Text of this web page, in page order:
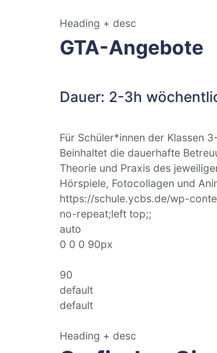
Heading + desc
GTA-Angebote
Dauer: 2-3h
Für Schüler*innen der Klassen
Beinhaltet die dauerhafte
Theorie und Praxis des
Hörspiele, Fotocollagen und
https://schule.ycbs.de/wp-
no-repeat;left top;;
auto
0 0 0 90px
90
default
default
Heading + desc